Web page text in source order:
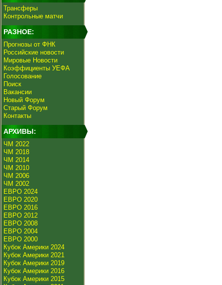
Трансферы
Контрольные матчи
РАЗНОЕ:
Прогнозы от ФНК
Российские новости
Мировые Новости
Коэффициенты УЕФА
Голосование
Поиск
Вакансии
Новый Форум
Старый Форум
Контакты
АРХИВЫ:
ЧМ 2022
ЧМ 2018
ЧМ 2014
ЧМ 2010
ЧМ 2006
ЧМ 2002
ЕВРО 2024
ЕВРО 2020
ЕВРО 2016
ЕВРО 2012
ЕВРО 2008
ЕВРО 2004
ЕВРО 2000
Кубок Америки 2024
Кубок Америки 2021
Кубок Америки 2019
Кубок Америки 2016
Кубок Америки 2015